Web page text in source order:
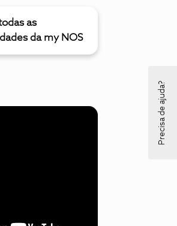
as
da my NOS
Precisa de ajuda?